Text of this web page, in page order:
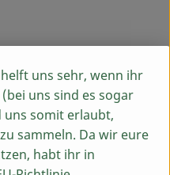
dem Verständnis, dass
von Gesundheit und
und Körper, Geist
freuen uns, andere
Erfahrung in
uns sehr, wenn ihr
uns sind es sogar
uns somit erlaubt,
sammeln. Da wir eure
habt ihr in